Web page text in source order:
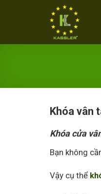
Khóa vân
Khóa cửa
Bạn không
Vậy cụ thể